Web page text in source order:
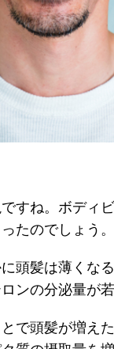
すね。ボディ
たのでしょう。
頭髪は薄くな
ンの分泌量が
で頭髪が増え